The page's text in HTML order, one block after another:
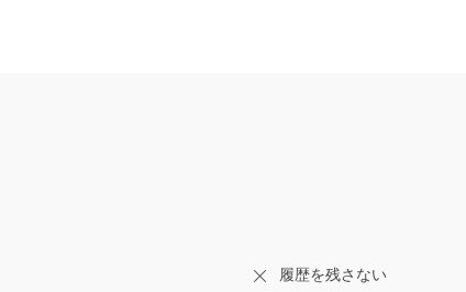
履歴を残さない